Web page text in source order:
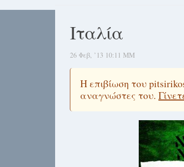
Ιταλία
26 Φεβ, ’13 10:11 ΜΜ
Η επιβίωση του
αναγνώστες του.